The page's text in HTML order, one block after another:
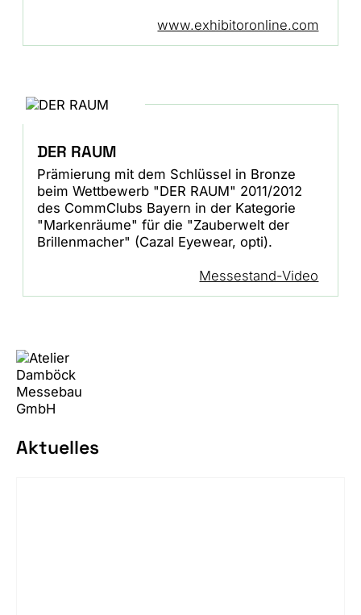
www.exhibitoronline.com
DER RAUM
Prämierung mit dem Schlüssel in Bronze
beim Wettbewerb "DER RAUM" 2011/2012
des CommClubs Bayern in der Kategorie
"Markenräume" für die "Zauberwelt der
Brillenmacher" (Cazal Eyewear, opti).
Messestand-Video
Aktuelles